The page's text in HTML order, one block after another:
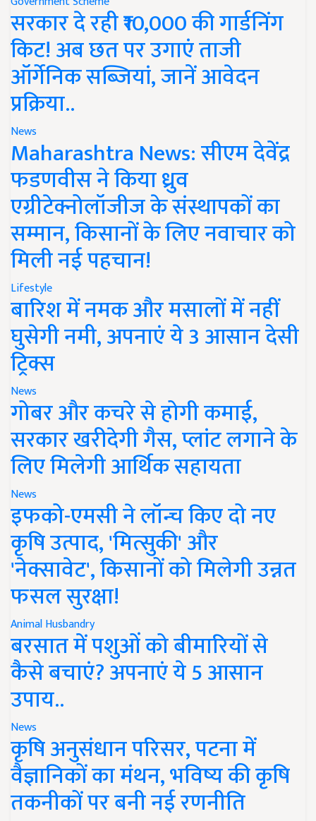
सरकार दे रही ₹10,000 की गार्डनिंग
किट! अब छत पर उगाएं ताजी
ऑर्गेनिक सब्जियां, जानें आवेदन
प्रक्रिया..
News
Maharashtra News: सीएम देवेंद्र
फडणवीस ने किया ध्रुव
एग्रीटेक्नोलॉजीज के संस्थापकों का
सम्मान, किसानों के लिए नवाचार को
मिली नई पहचान!
Lifestyle
बारिश में नमक और मसालों में नहीं
घुसेगी नमी, अपनाएं ये 3 आसान देसी
ट्रिक्स
News
गोबर और कचरे से होगी कमाई,
सरकार खरीदेगी गैस, प्लांट लगाने के
लिए मिलेगी आर्थिक सहायता
News
इफको-एमसी ने लॉन्च किए दो नए
कृषि उत्पाद, 'मित्सुकी' और
'नेक्सावेट', किसानों को मिलेगी उन्नत
फसल सुरक्षा!
Animal Husbandry
बरसात में पशुओं को बीमारियों से
कैसे बचाएं? अपनाएं ये 5 आसान
उपाय..
News
कृषि अनुसंधान परिसर, पटना में
वैज्ञानिकों का मंथन, भविष्य की कृषि
तकनीकों पर बनी नई रणनीति